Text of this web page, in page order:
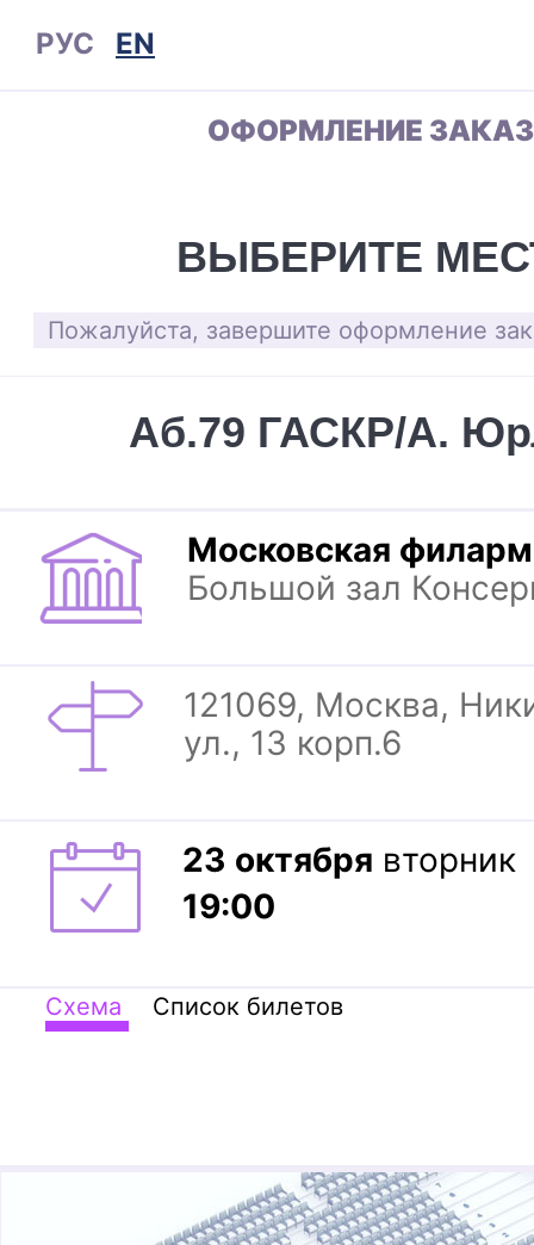
РУС EN
ОФОРМЛЕНИЕ
ВЫБЕРИТЕ
Пожалуйста, завершите оформление
Аб.79 ГАСКР/А.
Московская
Большой зал
121069, Москва,
ул., 13 корп.6
23 октября вторник
19:00
Схема Список билетов